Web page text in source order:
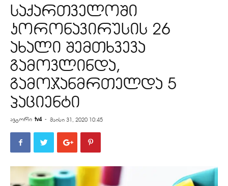
საქართველოში
კორონავირუსის 26
ახალი შემთხვევა
გამოვლინდა,
გამოჯანმრთელდა 5
პაციენტი
ავტორი tv4 - მაისი 31, 2020 10:45